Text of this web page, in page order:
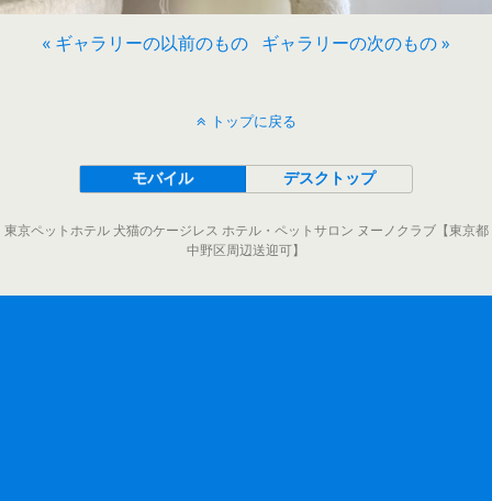
« ギャラリーの以前のもの ギャラリーの次のもの »
トップに戻る
モバイル デスクトップ
東京ペットホテル 犬猫のケージレス ホテル・ペットサロン ヌーノクラブ【東京都
中野区周辺送迎可】